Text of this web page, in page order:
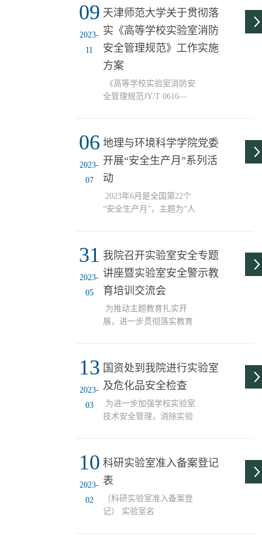
09
2023-
11
天津师范大学关于贯彻落
实《高等学校实验室消防
安全管理规范》工作实施
方案
《高等学校实验室消防安
全管理规范JY/T 0616—
行。按照《市教委 市消防
救援总队<关于做好高等
学校实验室消防安全管理
规范>贯彻工作的通知》
号）要求，为营造良好的
实验室消防安全环境，有
日起开展贯彻落实《高等
规范》工作。现制定有关
实施方案如下。一、指导
思想以习近平新时代中国
特色...
06
2023-
07
地理与环境科学学院党委
开展“安全生产月”系列活
动
2023年6月是全国第22个
“安全生产月”，主题为“人
神，推动主题教育深入开
展，进一步推动习近平总
书记关于安全生产工作的
重要论述入脑入心，守住
全生产风险，切实提高平
安校园建设工作水平，按
作的决策部署，结合我校
境科学学院党委组织开展
“安全生产月”系列活动。
以主题教育开...
31
2023-
05
我院召开实验室安全专题
讲座暨实验室安全警示教
育培训交流会
为推动主题教育扎实开
展，进一步贯彻落实教育
的指示精神，切实提高实
验室安全管理水平，提升
我院师生实验室安全意
识，5月25日下午，我院召
开实验室安全专题讲座暨
室安全意识和安全能力的
途径探讨”为题作专题讲
全警示教育培训。院党委
书记姜德红，国资处有关
13
2023-
03
国资处到我院进行实验室
及危化品安全检查
为进一步加强学校实验室
技术安全管理，消除实验
室安全运行，根据学校
《关于开展2023年春季开
学实验室及危化品安全检
查的通知》精神，3月8日
上午，国资处王欣处长带
10
2023-
02
科研实验室准入备案登记
表
（科研实验室准入备案登
记） 实验室名